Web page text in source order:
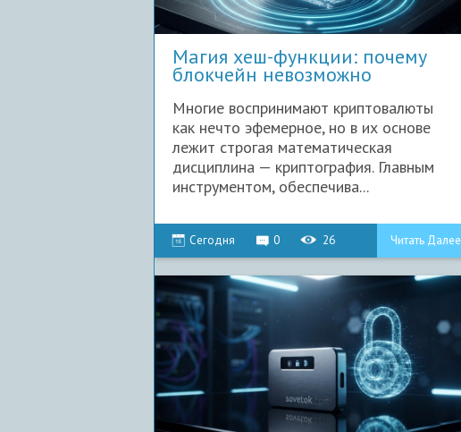
Магия хеш-функции: почему
блокчейн невозможно
Многие воспринимают криптовалюты
как нечто эфемерное, но в их основе
лежит строгая математическая
дисциплина — криптография. Главным
инструментом, обеспечива...
Сегодня 0 26 Читать Далее